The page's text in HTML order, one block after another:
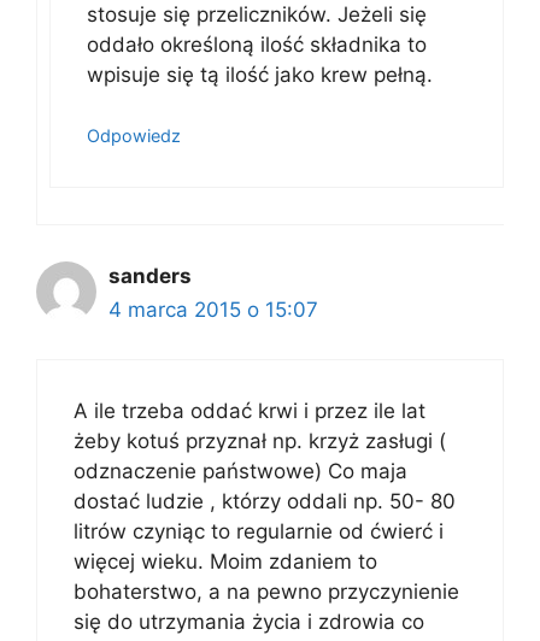
stosuje się przeliczników. Jeżeli się
oddało określoną ilość składnika to
wpisuje się tą ilość jako krew pełną.
Odpowiedz
sanders
4 marca 2015 o 15:07
A ile trzeba oddać krwi i przez ile lat
żeby kotuś przyznał np. krzyż zasługi (
odznaczenie państwowe) Co maja
dostać ludzie , którzy oddali np. 50- 80
litrów czyniąc to regularnie od ćwierć i
więcej wieku. Moim zdaniem to
bohaterstwo, a na pewno przyczynienie
się do utrzymania życia i zdrowia co